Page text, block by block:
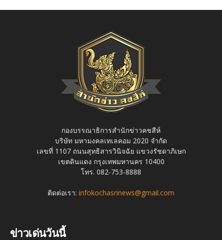
กองบรรณาธิการสำนักข่าวคชสีห์
บริษัท มหามงคลเทเลคอม 2020 จำกัด
เลขที่ 1107 ถนนสุทธิสารวินิจฉัย แขวงรัชดาภิเษก
เขตดินแดง กรุงเทพมหานคร 10400
โทร. 082-753-8888
ติดต่อเรา: infokochasrinews@gmail.com
ข่าวเด่นวันนี้